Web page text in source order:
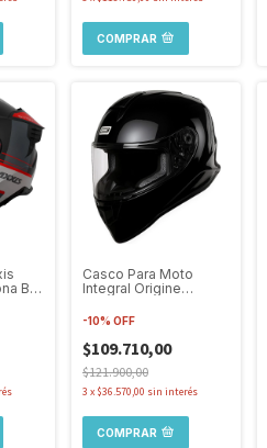
COMPRAR
B15
Casco Para Moto
Integral Origine
Brillo
-10% OFF
$109.710,00
$121.900,00
3 x $36.570,00 sin interés
COMPRAR